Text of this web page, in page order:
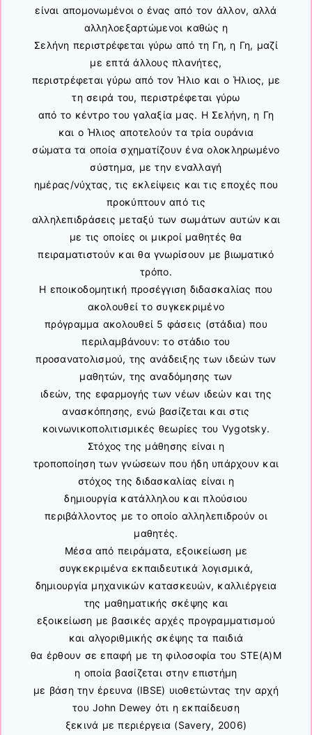
είναι απομονωμένοι ο ένας από τον άλλον, αλλά
αλληλοεξαρτώμενοι καθώς η
Σελήνη περιστρέφεται γύρω από τη Γη, η Γη, μαζί
με επτά άλλους πλανήτες,
περιστρέφεται γύρω από τον Ήλιο και ο Ήλιος, με
τη σειρά του, περιστρέφεται γύρω
από το κέντρο του γαλαξία μας. Η Σελήνη, η Γη
και ο Ήλιος αποτελούν τα τρία ουράνια
σώματα τα οποία σχηματίζουν ένα ολοκληρωμένο
σύστημα, με την εναλλαγή
ημέρας/νύχτας, τις εκλείψεις και τις εποχές που
προκύπτουν από τις
αλληλεπιδράσεις μεταξύ των σωμάτων αυτών και
με τις οποίες οι μικροί μαθητές θα
πειραματιστούν και θα γνωρίσουν με βιωματικό
τρόπο.
Η εποικοδομητική προσέγγιση διδασκαλίας που
ακολουθεί το συγκεκριμένο
πρόγραμμα ακολουθεί 5 φάσεις (στάδια) που
περιλαμβάνουν: το στάδιο του
προσανατολισμού, της ανάδειξης των ιδεών των
μαθητών, της αναδόμησης των
ιδεών, της εφαρμογής των νέων ιδεών και της
ανασκόπησης, ενώ βασίζεται και στις
κοινωνικοπολιτισμικές θεωρίες του Vygotsky.
Στόχος της μάθησης είναι η
τροποποίηση των γνώσεων που ήδη υπάρχουν και
στόχος της διδασκαλίας είναι η
δημιουργία κατάλληλου και πλούσιου
περιβάλλοντος με το οποίο αλληλεπιδρούν οι
μαθητές.
Μέσα από πειράματα, εξοικείωση με
συγκεκριμένα εκπαιδευτικά λογισμικά,
δημιουργία μηχανικών κατασκευών, καλλιέργεια
της μαθηματικής σκέψης και
εξοικείωση με βασικές αρχές προγραμματισμού
και αλγοριθμικής σκέψης τα παιδιά
θα έρθουν σε επαφή με τη φιλοσοφία του STE(A)M
η οποία βασίζεται στην επιστήμη
με βάση την έρευνα (IBSE) υιοθετώντας την αρχή
του John Dewey ότι η εκπαίδευση
ξεκινά με περιέργεια (Savery, 2006)